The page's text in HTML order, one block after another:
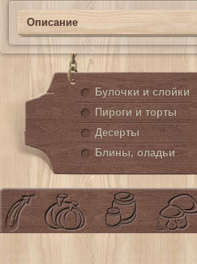
Описание
Булочки и слойки
Пироги и торты
Десерты
Блины, оладьи